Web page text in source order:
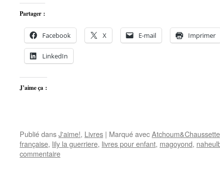
Partager :
Facebook X E-mail Imprimer
LinkedIn
J’aime ça :
Publié dansJ'aime!, Livres | Marqué avec
française, lily la guerriere, livres pour enfant, magoyond,
commentaire